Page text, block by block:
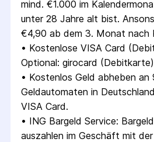
mind. €1.000 im
unter 28 Jahre alt bist.
€4,90 ab dem 3. Monat nach
• Kostenlose VISA Card
Optional: girocard
• Kostenlos Geld abheben an
Geldautomaten in
VISA Card.
• ING Bargeld Service:
auszahlen im Geschäft mit